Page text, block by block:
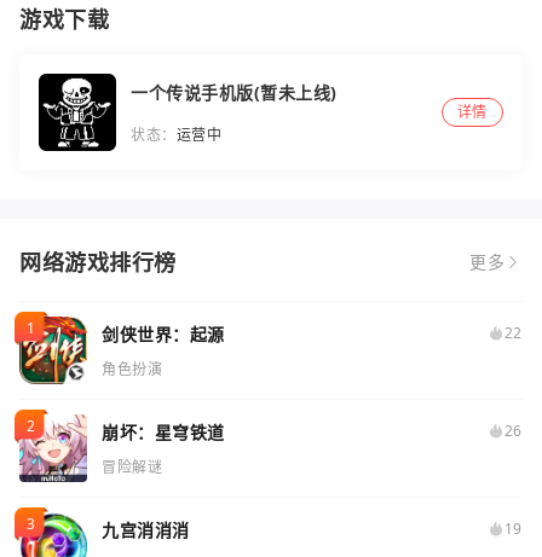
游戏下载
一个传说手机版(暂未上线)
状态： 运营中
详情
网络游戏排行榜 更多
剑侠世界：起源
22
角色扮演
崩坏：星穹铁道
26
冒险解谜
九宫消消消
19